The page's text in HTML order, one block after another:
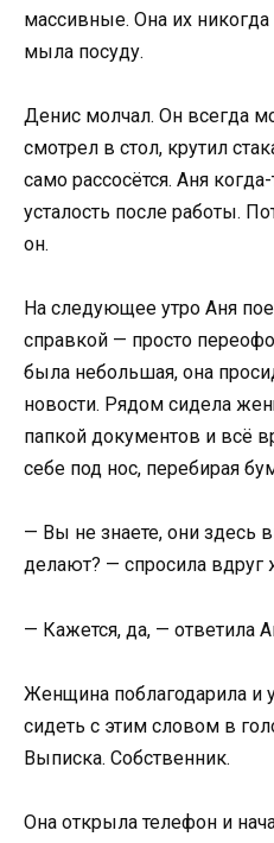
массивные. Она их
мыла посуду.
Денис молчал. Он всегда
смотрел в стол, крутил
само рассосётся. Аня
усталость после работы.
он.
На следующее утро Аня
справкой — просто
была небольшая, она
новости. Рядом сидела
папкой документов и всё
себе под нос, перебирая
— Вы не знаете, они здесь
делают? — спросила вдруг
— Кажется, да, — ответила
Женщина поблагодарила и
сидеть с этим словом в
Выписка. Собственник.
Она открыла телефон и